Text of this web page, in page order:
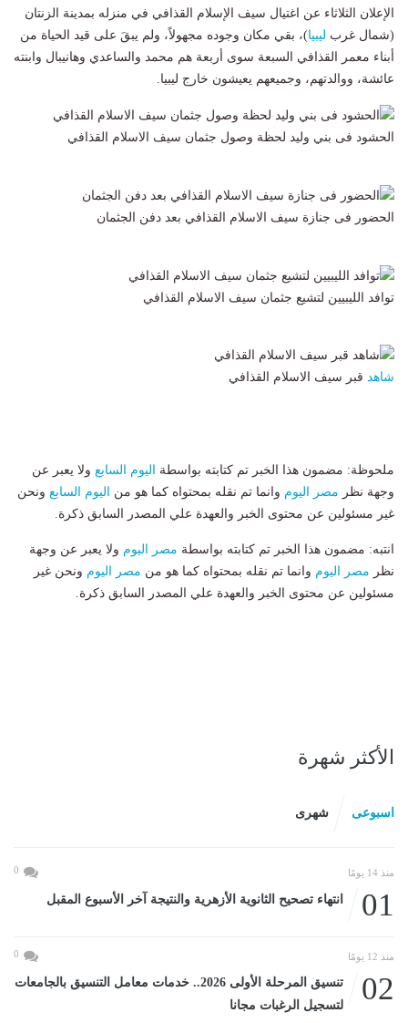
الإعلان الثلاثاء عن اغتيال سيف الإسلام القذافي في منزله بمدينة الزنتان
(شمال غرب ليبيا)، بقي مكان وجوده مجهولاً، ولم يبقَ على قيد الحياة من
أبناء معمر القذافي السبعة سوى أربعة هم محمد والساعدي وهانيبال وابنته
عائشة، ووالدتهم، وجميعهم يعيشون خارج ليبيا.
الحشود فى بني وليد لحظة وصول جثمان سيف الاسلام القذافي
الحضور فى جنازة سيف الاسلام القذافي بعد دفن الجثمان
توافد الليبيين لتشيع جثمان سيف الاسلام القذافي
شاهد قبر سيف الاسلام القذافي
ملحوظة: مضمون هذا الخبر تم كتابته بواسطة اليوم السابع ولا يعبر عن
وجهة نظر مصر اليوم وانما تم نقله بمحتواه كما هو من اليوم السابع ونحن
غير مسئولين عن محتوى الخبر والعهدة علي المصدر السابق ذكرة.
انتبه: مضمون هذا الخبر تم كتابته بواسطة مصر اليوم ولا يعبر عن وجهة
نظر مصر اليوم وانما تم نقله بمحتواه كما هو من مصر اليوم ونحن غير
مسئولين عن محتوى الخبر والعهدة علي المصدر السابق ذكرة.
الأكثر شهرة
اسبوعى شهرى
منذ 14 يومًا 0
01 انتهاء تصحيح الثانوية الأزهرية والنتيجة آخر الأسبوع المقبل
منذ 12 يومًا 0
02
تنسيق المرحلة الأولى 2026.. خدمات معامل التنسيق بالجامعات
لتسجيل الرغبات مجانا